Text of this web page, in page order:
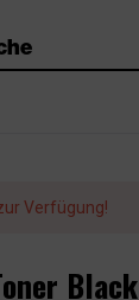
Verfügung!
Black